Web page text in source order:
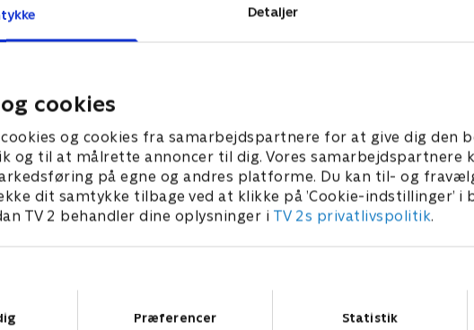
Detaljer
cookies
og cookies fra samarbejdspartnere for at give dig den
og til at målrette annoncer til dig. Vores samarbejdspartnere
på egne og andres platforme. Du kan til- og
dit samtykke tilbage ved at klikke på ’Cookie-indstillinger’ i
TV 2 behandler dine oplysninger i TV 2s privatlivspolitik.
Præferencer Statistik
Emma klæder sig ikke i hvad som
helst. I Aabenraa forbereder Rachel
Christian, men er på tøsetur med sin
mor til Justin Bieber-koncert i
Herning. I Århus er Christian knap så
glad for fænomenet Justin Bieber.
i Tyskland. Rachel tager
træner intensivt på
Camp i Farum. Stephanie
med mormor og morfar